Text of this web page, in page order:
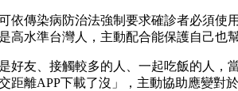
依傳染病防治法強制要求確診者必須
水準台灣人，主動配合能保護自己也幫
好友、接觸較多的人、一起吃飯的人
離APP下載了沒」，主動協助應變對